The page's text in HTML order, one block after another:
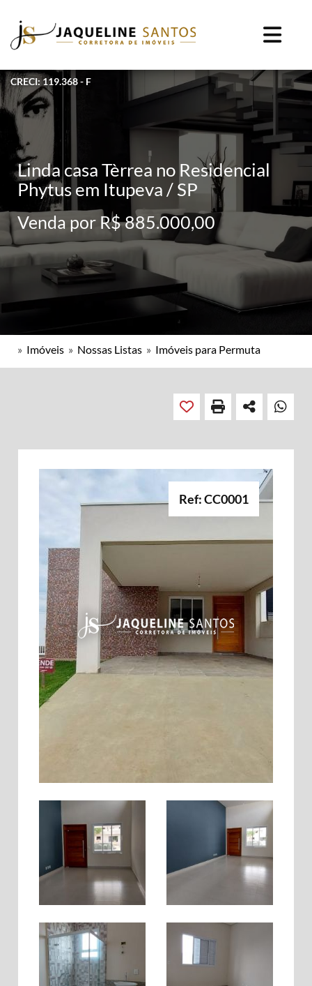
CRECI: 119.368 - F
Linda casa Tèrrea no Residencial
Phytus em Itupeva / SP
Venda por R$ 885.000,00
» Imóveis » Nossas Listas » Imóveis para Permuta
Ref: CC0001